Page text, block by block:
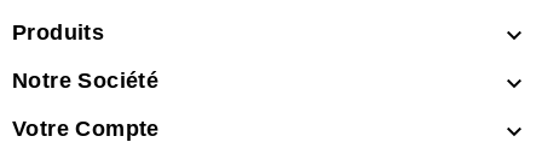
Produits 
Notre Société 
Votre Compte 